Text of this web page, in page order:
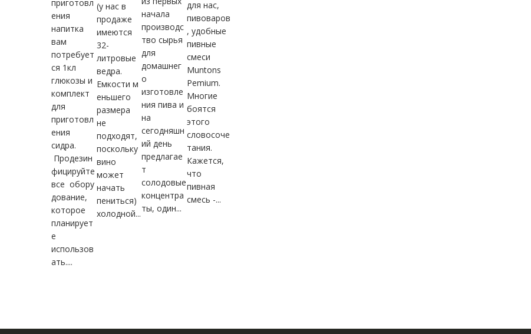
приготовл
ения
напитка
вам
потребует
ся 1кл
глюкозы и
комплект
для
приготовл
ения
сидра.
Продезин
фицируйте
все обору
дование,
которое
планирует
е
использов
ать....
(у нас в
продаже
имеются
32-
литровые
ведра.
Емкости м
еньшего
размера
не
подходят,
поскольку
вино
может
начать
пениться)
холодной...
начала
производс
тво сырья
для
домашнег
о
изготовле
ния пива и
на
сегодняшн
ий день
предлагае
т
солодовые
концентра
ты, один...
для нас,
пивоваров
, удобные
пивные
смеси
Muntons
Pemium.
Многие
боятся
этого
словосоче
тания.
Кажется,
что
пивная
смесь -...